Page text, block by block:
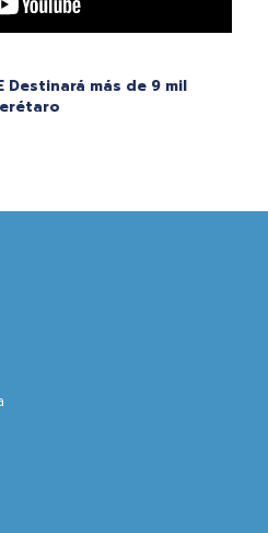
Destinará más de 9 mil